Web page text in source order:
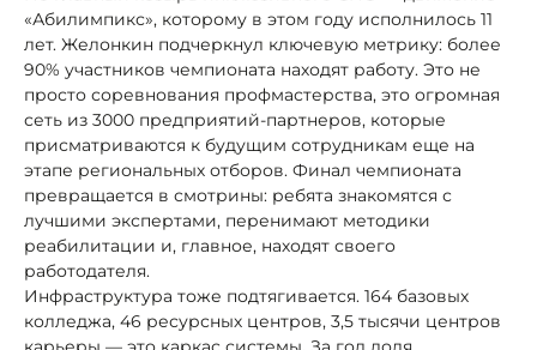
«Абилимпикс», которому в этом году исполнилось 11
лет. Желонкин подчеркнул ключевую метрику: более
90% участников чемпионата находят работу. Это не
просто соревнования профмастерства, это огромная
сеть из 3000 предприятий-партнеров, которые
присматриваются к будущим сотрудникам еще на
этапе региональных отборов. Финал чемпионата
превращается в смотрины: ребята знакомятся с
лучшими экспертами, перенимают методики
реабилитации и, главное, находят своего
работодателя.
Инфраструктура тоже подтягивается. 164 базовых
колледжа, 46 ресурсных центров, 3,5 тысячи центров